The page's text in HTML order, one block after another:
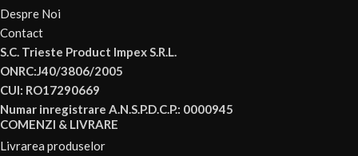
Despre Noi
Contact
S.C. Trieste Product Impex S.R.L.
ONRC:J40/3806/2005
CUI: RO17290669
Numar inregistrare A.N.S.P.D.C.P.: 0000945
COMENZI & LIVRARE
Livrarea produselor